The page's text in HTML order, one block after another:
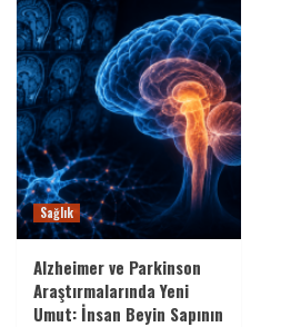
Sağlık
Alzheimer ve Parkinson
Araştırmalarında Yeni
Umut: İnsan Beyin Sapının